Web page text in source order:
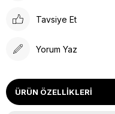
Tavsiye Et
Yorum Yaz
ÜRÜN ÖZELLIKLERI